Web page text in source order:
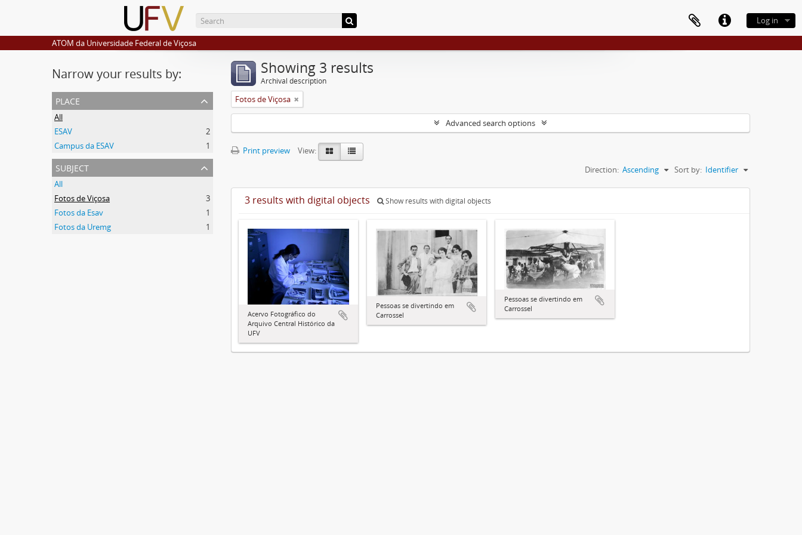
Log in
ATOM da Universidade Federal de Viçosa
Narrow your results by:
place
All
ESAV
2
Campus da ESAV
1
subject
All
Fotos de Viçosa
3
Fotos da Esav
1
Fotos da Uremg
1
Showing 3 results
Archival description
Fotos de Viçosa
Advanced search options
Print preview
View:
Sort by: Identifier
Direction: Ascending
3 results with digital objects Show results with digital objects
Acervo Fotográfico do
Arquivo Central Histórico da
UFV
Pessoas se divertindo em
Carrossel
Pessoas se divertindo em
Carrossel